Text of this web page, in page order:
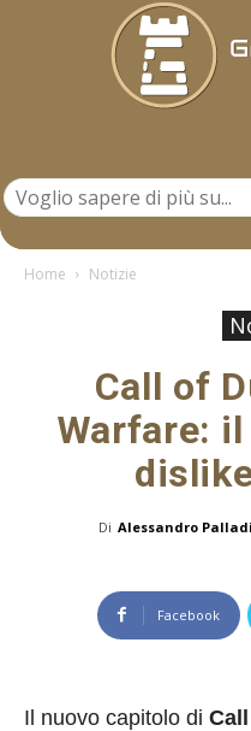
Home Notizie
Call of
Warfare:
Di Alessandro
Facebook
Il nuovo capitolo di